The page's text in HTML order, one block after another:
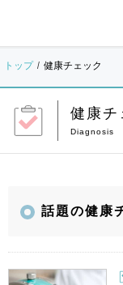
トップ 健康チェック
健康チ
話題の健康